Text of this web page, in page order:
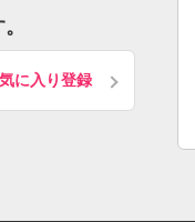
に入り登録